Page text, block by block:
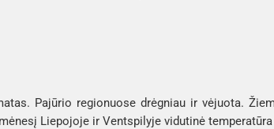
Pajūrio regionuose drėgniau ir vėjuota.
Liepojoje ir Ventspilyje vidutinė temperatūra